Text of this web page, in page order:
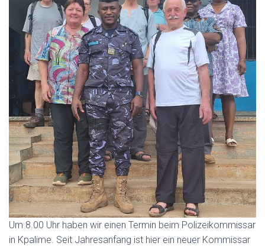
Um 8.00 Uhr haben wir einen Termin beim Polizeikommissar
in Kpalime. Seit Jahresanfang ist hier ein neuer Kommissar